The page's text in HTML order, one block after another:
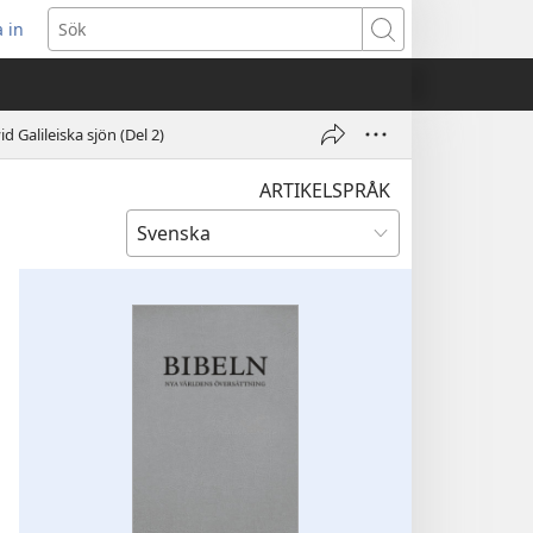
in
Sök
Galileiska sjön (Del 2)
ARTIKELSPRÅK